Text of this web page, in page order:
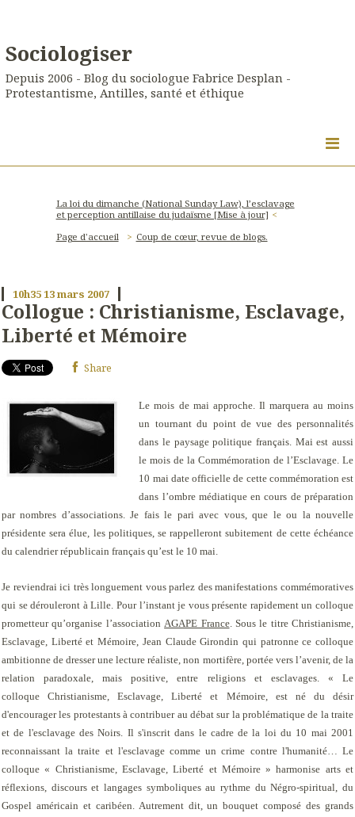
Sociologiser
Depuis 2006 - Blog du sociologue Fabrice Desplan -
Protestantisme, Antilles, santé et éthique
La loi du dimanche (National Sunday Law), l’esclavage
et perception antillaise du judaïsme [Mise à jour]
Page d'accueil
Coup de cœur, revue de blogs.
10h3513mars 2007
Collogue : Christianisme, Esclavage,
Liberté et Mémoire
Share
Le mois de mai approche. Il marquera au moins
un tournant du point de vue des personnalités
dans le paysage politique français. Mai est aussi
le mois de la Commémoration de l’Esclavage. Le
10 mai date officielle de cette commémoration est
dans l’ombre médiatique en cours de préparation
par nombres d’associations. Je fais le pari avec vous, que le ou la nouvelle
présidente sera élue, les politiques, se rappelleront subitement de cette échéance
du calendrier républicain français qu’est le 10 mai.
Je reviendrai ici très longuement vous parlez des manifestations commémoratives
qui se dérouleront à Lille. Pour l’instant je vous présente rapidement un colloque
prometteur qu’organise l’associationAGAPE France. Sous le titre Christianisme,
Esclavage, Liberté et Mémoire, Jean Claude Girondin qui patronne ce colloque
ambitionne de dresser une lecture réaliste, non mortifère, portée vers l’avenir, de la
relation paradoxale, mais positive, entre religions et esclavages. « Le
colloqueChristianisme, Esclavage, Liberté et Mémoire, est né du désir
d'encourager les protestants à contribuer au débat sur la problématique de la traite
et de l'esclavage des Noirs. Il s'inscrit dans le cadre de la loi du 10 mai 2001
reconnaissant la traite et l'esclavage comme un crime contre l'humanité… Le
colloque « Christianisme, Esclavage, Liberté et Mémoire » harmonise arts et
réflexions, discours et langages symboliques au rythme du Négro-spiritual, du
Gospel américain et caribéen. Autrement dit, un bouquet composé des grands